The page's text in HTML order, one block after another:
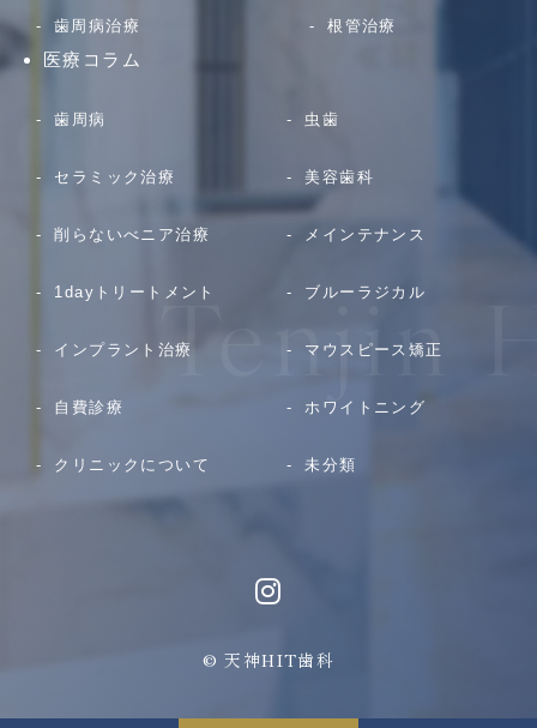
歯周病治療 根管治療
医療コラム
歯周病 虫歯
セラミック治療 美容歯科
削らないべニア治療 メインテナンス
1dayトリートメント ブルーラジカル
インプラント治療 マウスピース矯正
自費診療 ホワイトニング
クリニックについて 未分類
© 天神HIT歯科